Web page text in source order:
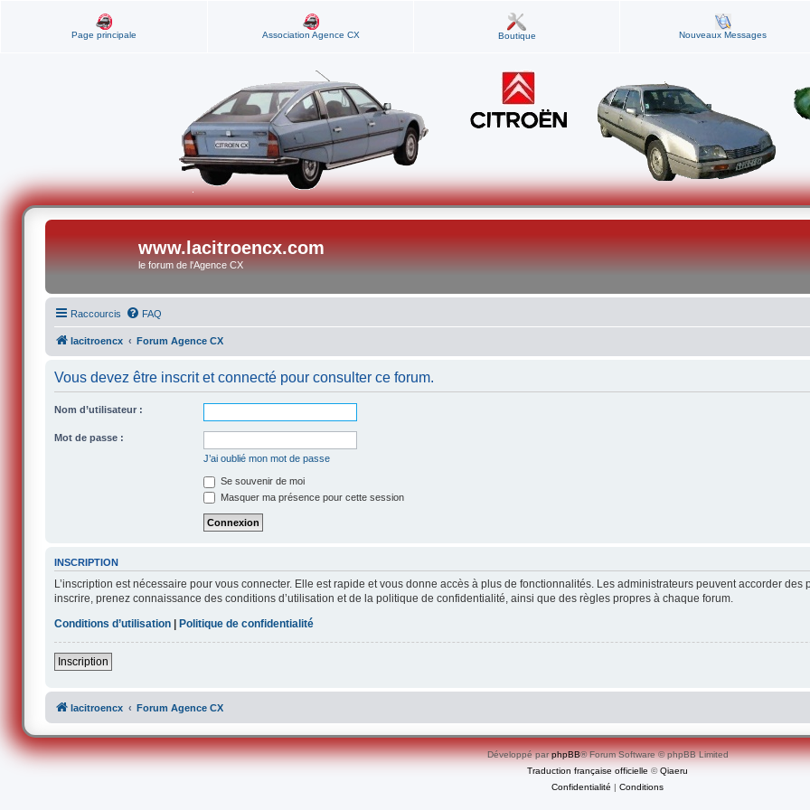
Page principale Association Agence CX Boutique Nouveaux Messages
www.lacitroencx.com
le forum de l'Agence CX
Raccourcis FAQ
lacitroencx Forum Agence CX
Vous devez être inscrit et connecté pour consulter ce forum.
Nom d’utilisateur :
Mot de passe :
J’ai oublié mon mot de passe
Se souvenir de moi
Masquer ma présence pour cette session
INSCRIPTION
L’inscription est nécessaire pour vous connecter. Elle est rapide et vous donne accès à plus de fonctionnalités. Les administrateurs peuvent accorder
inscrire, prenez connaissance des conditions d’utilisation et de la politique de confidentialité, ainsi que des règles propres à chaque forum.
Conditions d’utilisation |Politique de confidentialité
Inscription
lacitroencx Forum Agence CX
Développé parphpBB® Forum Software © phpBB Limited
Traduction française officielle ©Qiaeru
Confidentialité | Conditions